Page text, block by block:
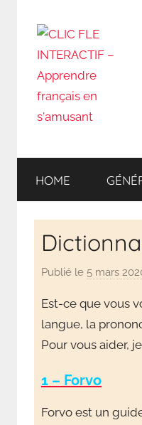
CLIC
FLE
–
français
en
en
s'amusant
HOME
Publié le 5 mars
Est-ce que vous
langue, la
Pour vous aider,
1 – Forvo
Forvo est un